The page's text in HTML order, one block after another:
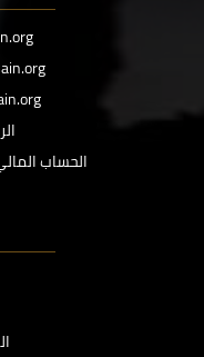
الحساب